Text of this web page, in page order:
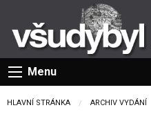
Menu
HLAVNÍ STRÁNKA ARCHIV VYDÁNÍ